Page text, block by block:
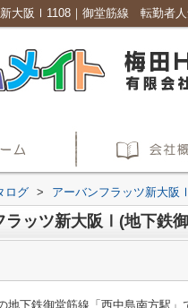
ログ > アーバンフラッツ新大阪Ⅰ
ラッツ新大阪Ⅰ(地下鉄
地下鉄御堂筋線「西中島南方駅